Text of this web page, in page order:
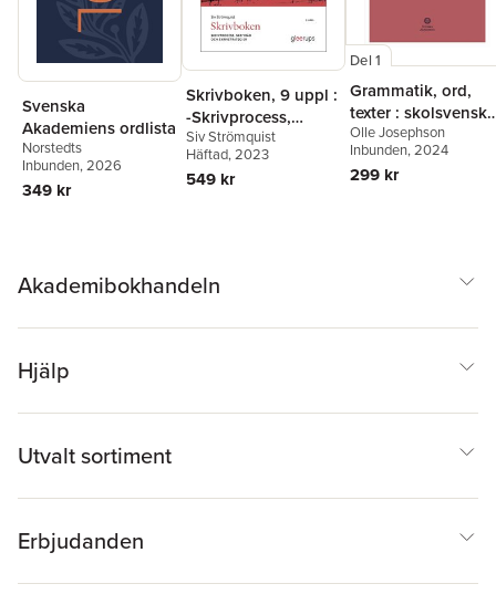
Svenska
Akademiens ordlista
Norstedts
Inbunden, 2026
349 kr
Skrivboken, 9 uppl :
-Skrivprocess,
skrivråd och
skrivstrategier
Siv Strömquist
Häftad, 2023
549 kr
Del 1
Grammatik, ord,
texter :
tiv
Olle Josephson
Inbunden, 2024
299 kr
Akademibokhandeln
Hjälp
Utvalt sortiment
Erbjudanden